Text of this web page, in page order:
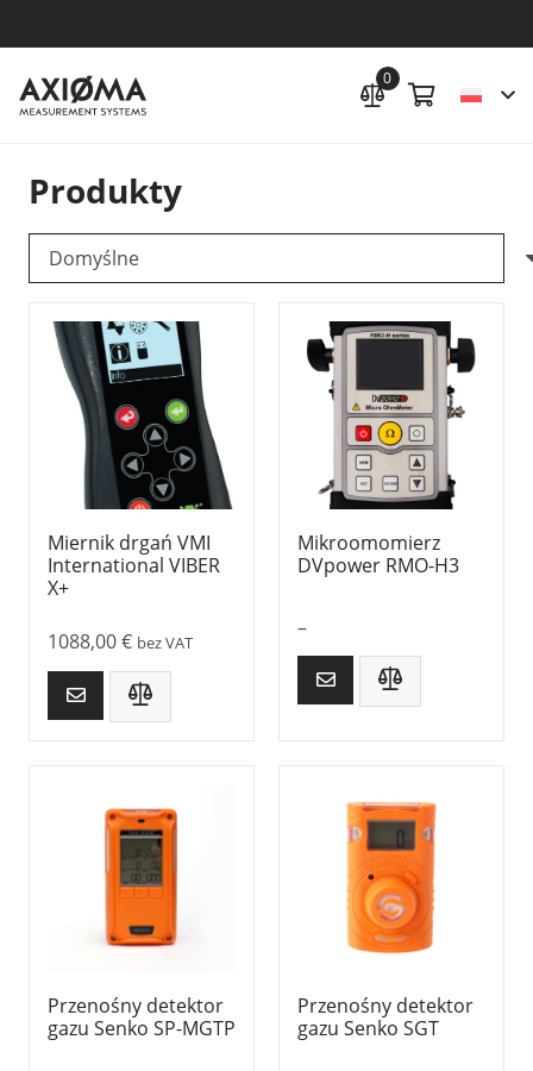
0
Produkty
Miernik drgań VMI
International VIBER
X+
1088,00€ bez VAT
Mikroomomierz
DVpower RMO-H3
–
Przenośny detektor
gazu Senko SP-MGTP
Przenośny detektor
gazu Senko SGT